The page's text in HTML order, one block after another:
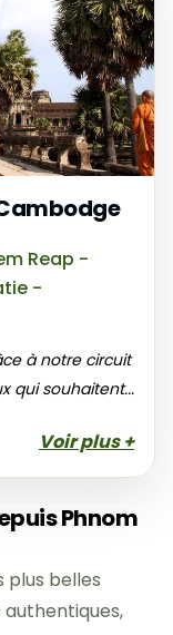
Reap -
-
à notre circuit
qui souhaitent...
Voir plus +
Phnom
plus belles